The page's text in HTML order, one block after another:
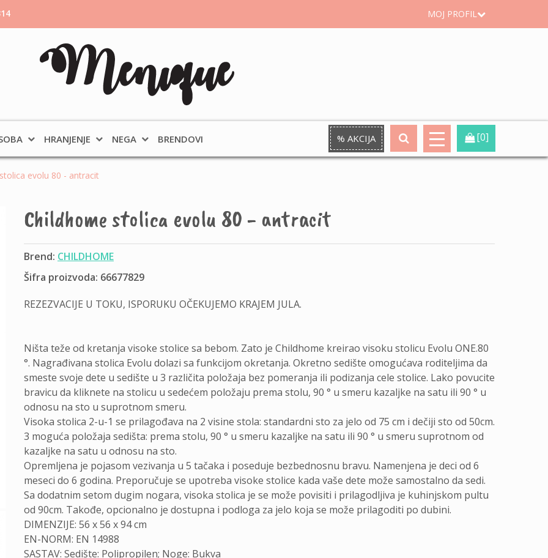
MOJ PROFIL
HRANJENJE NEGA BRENDOVI % AKCIJA [0]
evolu 80 - antracit
Childhome stolica evolu 80 - antracit
Brend: CHILDHOME
Šifra proizvoda: 66677829
REZEZVACIJE U TOKU, ISPORUKU OČEKUJEMO KRAJEM JULA.
Ništa teže od kretanja visoke stolice sa bebom. Zato je Childhome kreirao visoku stolicu Evolu ONE.80
°. Nagrađivana stolica Evolu dolazi sa funkcijom okretanja. Okretno sedište omogućava roditeljima da
smeste svoje dete u sedište u 3 različita položaja bez pomeranja ili podizanja cele stolice. Lako povucite
bravicu da kliknete na stolicu u sedećem položaju prema stolu, 90 ° u smeru kazaljke na satu ili 90 ° u
odnosu na sto u suprotnom smeru.
Visoka stolica 2-u-1 se prilagođava na 2 visine stola: standardni sto za jelo od 75 cm i dečiji sto od 50cm.
3 moguća položaja sedišta: prema stolu, 90 ° u smeru kazaljke na satu ili 90 ° u smeru suprotnom od
kazaljke na satu u odnosu na sto.
Opremljena je pojasom vezivanja u 5 tačaka i poseduje bezbednosnu bravu. Namenjena je deci od 6
meseci do 6 godina. Preporučuje se upotreba visoke stolice kada vaše dete može samostalno da sedi.
Sa dodatnim setom dugim nogara, visoka stolica je se može povisiti i prilagodljiva je kuhinjskom pultu
od 90cm. Takođe, opcionalno je dostupna i podloga za jelo koja se može prilagoditi po dubini.
DIMENZIJE: 56 x 56 x 94 cm
EN-NORM: EN 14988
SASTAV: Sedište: Polipropilen; Noge: Bukva